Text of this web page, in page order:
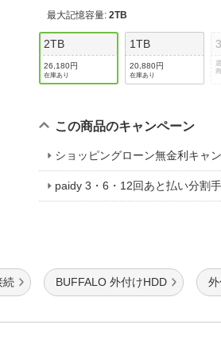
最大記憶容量:2TB
2TB
26,180円
在庫あり
1TB
20,880円
在庫あり
この商品のキャンペーン
ショッピングローン無金利キャ
paidy 3・6・12回あと払い分割
続 BUFFALO 外付けHDD